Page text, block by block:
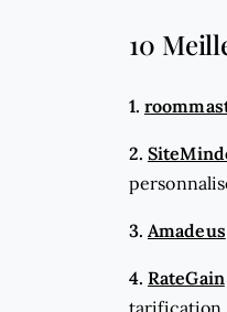
10
1.
2.
3. Amadeus
4. RateGain
tarification